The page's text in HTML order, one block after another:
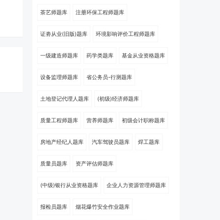
茶艺师题库 注册环保工程师题库
证劵从业(旧版)题库 环境影响评价工程师题库
一级建造师题库 药学类题库 基金从业资格题库
设备监理师题库 省公务员-行测题库
土地登记代理人题库 (初级)经济师题库
质量工程师题库 营养师题库 初级会计职称题库
房地产经纪人题库 汽车驾驶员题库 焊工题库
质量员题库 资产评估师题库
(中级)银行从业资格题库 企业人力资源管理师题库
报检员题库 烟花爆竹安全作业题库